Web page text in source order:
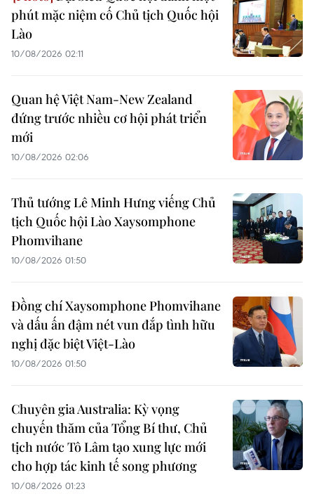
phút mặc niệm cố Chủ tịch Quốc hội
Lào
10/08/2026 02:11
Quan hệ Việt Nam-New Zealand
đứng trước nhiều cơ hội phát triển
mới
10/08/2026 02:06
Thủ tướng Lê Minh Hưng viếng Chủ
tịch Quốc hội Lào Xaysomphone
Phomvihane
10/08/2026 01:50
Đồng chí Xaysomphone Phomvihane
và dấu ấn đậm nét vun đắp tình hữu
nghị đặc biệt Việt-Lào
10/08/2026 01:50
Chuyên gia Australia: Kỳ vọng
chuyến thăm của Tổng Bí thư, Chủ
tịch nước Tô Lâm tạo xung lực mới
cho hợp tác kinh tế song phương
10/08/2026 01:23